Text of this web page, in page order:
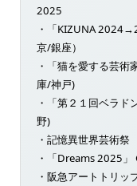
2025
・「KIZUNA
京/銀座）
・「猫を愛する芸
庫/神戸)
・「第２１回ベラド
野)
・記憶異世界芸術
・「Dreams 2025
・阪急アートトリッ